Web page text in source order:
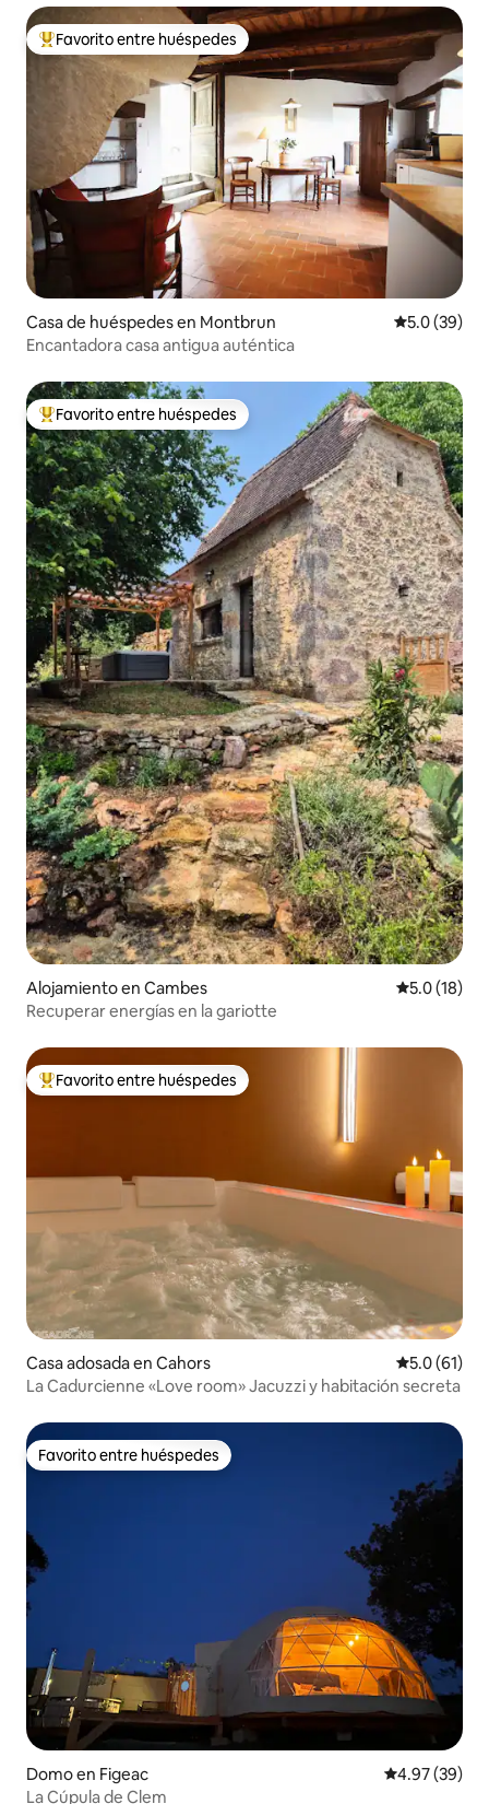
Favorito entre huéspedes preferido
Favorito entre huéspedes
Casa de huéspedes en Montbrun Calificación
5.0 (39)
Encantadora casa antigua auténtica
Favorito entre huéspedes preferido
Favorito entre huéspedes
Alojamiento en Cambes Calificación
5.0 (18)
Recuperar energías en la gariotte
Favorito entre huéspedes preferido
Favorito entre huéspedes
Casa adosada en Cahors Calificación
5.0 (61)
La Cadurcienne «Love room» Jacuzzi y habitación secreta
Favorito entre huéspedes
Favorito entre huéspedes
Domo en Figeac Calificación
4.97 (39)
La Cúpula de Clem